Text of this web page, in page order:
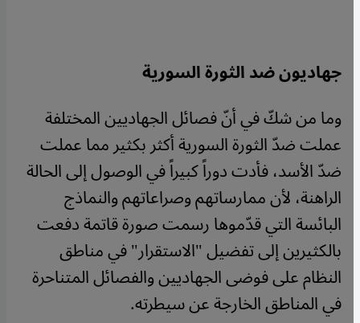
جهاديون ضد الثورة السورية
وما من شكّ في أنّ فصائل الجهاديين المختلفة
عملت ضدّ الثورة السورية أكثر بكثير مما عملت
ضدّ الأسد، فأدت دوراً كبيراً في الوصول إلى الحالة
الراهنة، لأن ممارساتهم وصراعاتهم والنماذج
البائسة التي قدّموها رسمت صورة قاتمة دفعت
بالكثيرين إلى تفضيل "الاستقرار" في مناطق
النظام على فوضى الجهاديين والفصائل المتناحرة
في المناطق الخارجة عن سيطرته.